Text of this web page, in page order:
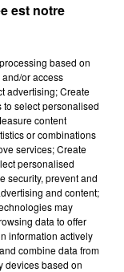
de jardin
midi 8
Nottonville.
Voir plus
est notre
based on
or access
advertising; Create
select personalised
content
or combinations
services; Create
personalised
security, prevent and
and content;
may
data to offer
information actively
combine data from
devices based on